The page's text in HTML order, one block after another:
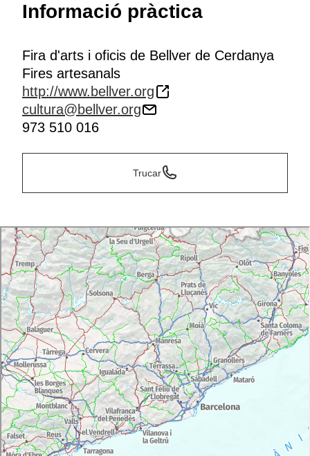
Informació pràctica
Fira d'arts i oficis de Bellver de Cerdanya
Fires artesanals
http://www.bellver.org
cultura@bellver.org
973 510 016
Trucar